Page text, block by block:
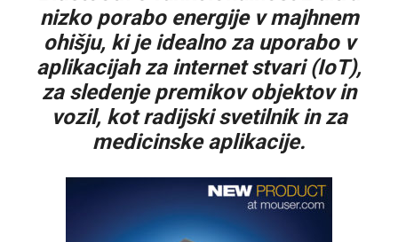
nizko porabo energije v majhnem
ohišju, ki je idealno za uporabo v
aplikacijah za internet stvari (IoT),
za sledenje premikov objektov in
vozil, kot radijski svetilnik in za
medicinske aplikacije.